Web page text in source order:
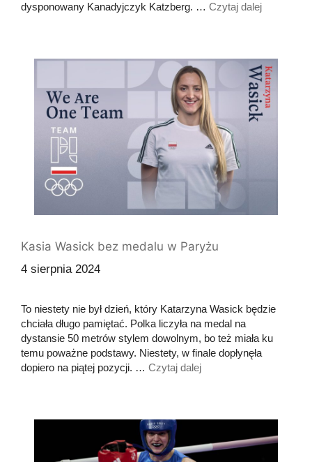
dysponowany Kanadyjczyk Katzberg. … Czytaj dalej
Kasia Wasick bez medalu w Paryżu
4 sierpnia 2024
To niestety nie był dzień, który Katarzyna Wasick będzie
chciała długo pamiętać. Polka liczyła na medal na
dystansie 50 metrów stylem dowolnym, bo też miała ku
temu poważne podstawy. Niestety, w finale dopłynęła
dopiero na piątej pozycji. … Czytaj dalej